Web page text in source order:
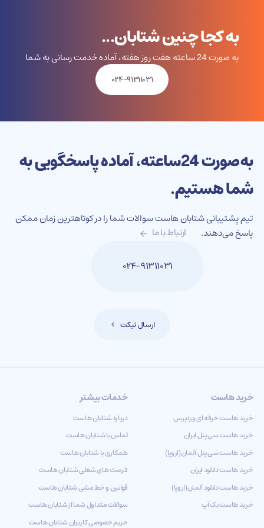
به کجا چنین شتابان...
به صورت 24 ساعته هفت روز هفته، آماده خدمت رسانی به شما
۰۲۴-۹۱۳۱۱۰۳۱
به‌صورت 24‌ساعته، آماده پاسخگویی به
شما هستیم.
تیم پشتیبانی شتابان هاست سوالات شما را در کوتاهترین زمان ممکن
پاسخ می‌دهند.
ارتباط با ما
۰۲۴-۹۱۳۱۱۰۳۱
ارسال تیکت
خرید هاست
خرید هاست حرفه ای وردپرس
خرید هاست سی پنل ایران
خرید هاست سی پنل آلمان(اروپا)
خرید هاست دانلود ایران
خرید هاست دانلود آلمان(اروپا)
خرید هاست بک آپ
خدمات بیشتر
درباره شتابان هاست
تماس با شتابان هاست
همکاری با شتابان هاست
فرصت های شغلی شتابان هاست
قوانین و خط مشی شتابان هاست
سوالات متداول شما از شتابان هاست
حریم خصوصی کاربران شتابان هاست